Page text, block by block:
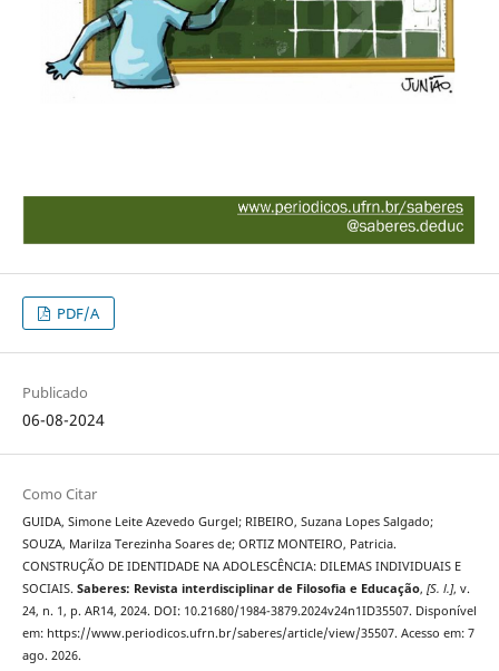
PDF/A
Publicado
06-08-2024
Como Citar
GUIDA, Simone Leite Azevedo Gurgel; RIBEIRO, Suzana Lopes Salgado;
SOUZA, Marilza Terezinha Soares de; ORTIZ MONTEIRO, Patricia.
CONSTRUÇÃO DE IDENTIDADE NA ADOLESCÊNCIA: DILEMAS INDIVIDUAIS E
SOCIAIS. Saberes: Revista interdisciplinar de Filosofia e Educação, [S. l.], v.
24, n. 1, p. AR14, 2024. DOI: 10.21680/1984-3879.2024v24n1ID35507. Disponível
em: https://www.periodicos.ufrn.br/saberes/article/view/35507. Acesso em: 7
ago. 2026.